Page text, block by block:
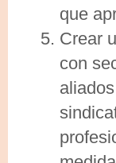
que
Crear
con